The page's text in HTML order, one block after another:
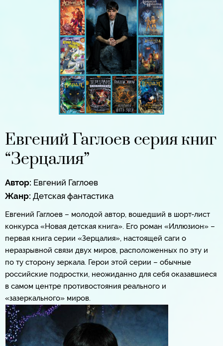
Евгений Гаглоев серия книг
“Зерцалия”
Автор: Евгений Гаглоев
Жанр: Детская фантастика
Евгений Гаглоев – молодой автор, вошедший в шорт-лист
конкурса «Новая детская книга». Его роман «Иллюзион» –
первая книга серии «Зерцалия», настоящей саги о
неразрывной связи двух миров, расположенных по эту и
по ту сторону зеркала. Герои этой серии – обычные
российские подростки, неожиданно для себя оказавшиеся
в самом центре противостояния реального и
«зазеркального» миров.